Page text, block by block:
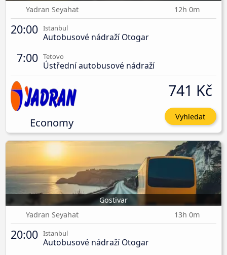
Yadran Seyahat
12h 0m
20:00 Istanbul
Autobusové nádraží Otogar
7:00 Tetovo
Ústřední autobusové nádraží
Economy
741 Kč
Vyhledat
Gostivar
Yadran Seyahat
13h 0m
20:00 Istanbul
Autobusové nádraží Otogar